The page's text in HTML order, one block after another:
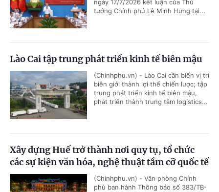
ngày 17/7/2026 kết luận của Thủ
tướng Chính phủ Lê Minh Hưng tại...
Lào Cai tập trung phát triển kinh tế biên mậu
(Chinhphu.vn) - Lào Cai cần biến vị trí
biên giới thành lợi thế chiến lược; tập
trung phát triển kinh tế biên mậu,
phát triển thành trung tâm logistics...
Xây dựng Huế trở thành nơi quy tụ, tổ chức
các sự kiện văn hóa, nghệ thuật tầm cỡ quốc tế
(Chinhphu.vn) - Văn phòng Chính
phủ ban hành Thông báo số 383/TB-